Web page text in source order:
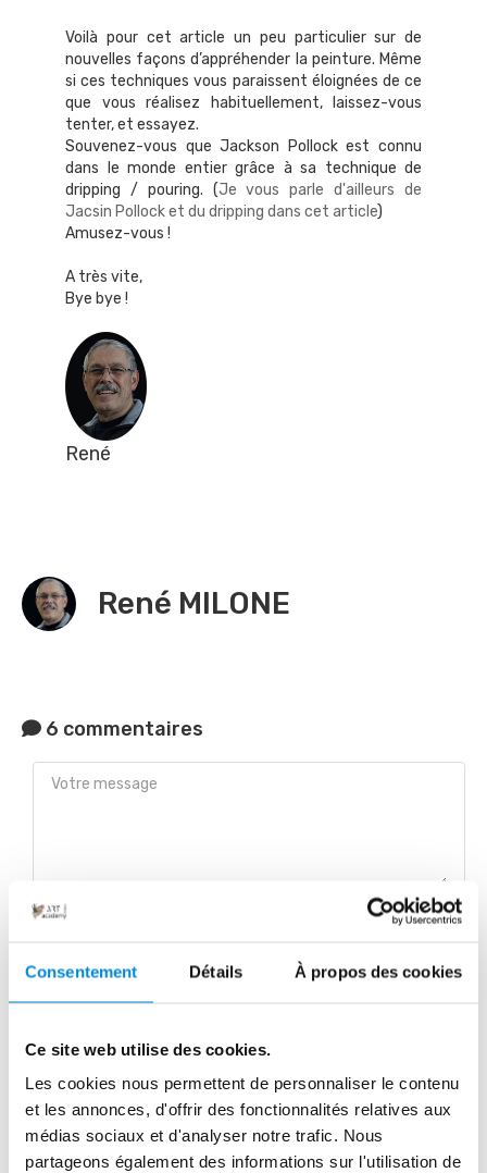
Consentement Détails À propos des cookies
Ce site web utilise des cookies.
Les cookies nous permettent de personnaliser le contenu
et les annonces, d'offrir des fonctionnalités relatives aux
médias sociaux et d'analyser notre trafic. Nous
partageons également des informations sur l'utilisation de
Voilà pour cet article un peu particulier sur de
nouvelles façons d’appréhender la peinture. Même
si ces techniques vous paraissent éloignées de ce
que vous réalisez habituellement, laissez-vous
tenter, et essayez.
Souvenez-vous que Jackson Pollock est connu
dans le monde entier grâce à sa technique de
dripping / pouring. (Je vous parle d'ailleurs de
Jacsin Pollock et du dripping dans cet article)
Amusez-vous !
A très vite,
Bye bye !
René
René MILONE
6 commentaires
Nom